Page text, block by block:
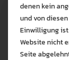
Stadt:
denen kein
und von
Einwilligung
Website nicht
Seite